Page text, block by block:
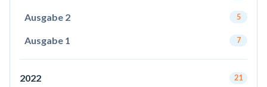
Ausgabe 2 5
Ausgabe 1 7
2022 21